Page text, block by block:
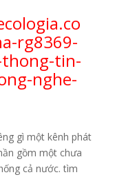
rg8369-
thong-tin-
nghe-
gì một kênh phát
gồm một chưa
cả nước. tìm